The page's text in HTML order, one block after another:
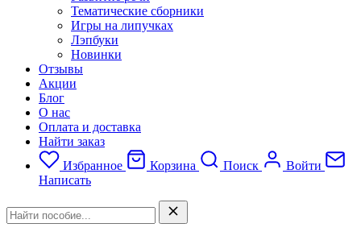
Тематические сборники
Игры на липучках
Лэпбуки
Новинки
Отзывы
Акции
Блог
О нас
Оплата и доставка
Найти заказ
Избранное
Корзина Поиск
Войти
Написать